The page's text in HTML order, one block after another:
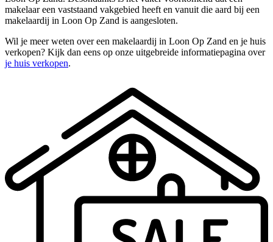
makelaar een vaststaand vakgebied heeft en vanuit die aard bij een
makelaardij in Loon Op Zand is aangesloten.
Wil je meer weten over een makelaardij in Loon Op Zand en je huis
verkopen? Kijk dan eens op onze uitgebreide informatiepagina over
je huis verkopen.